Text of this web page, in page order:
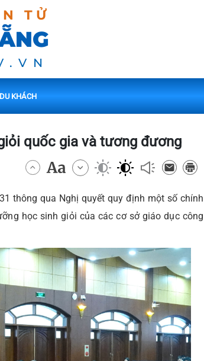
TỬ
DU KHÁCH
quốc gia và tương đương
thông qua Nghị quyết quy định một số chính
học sinh giỏi của các cơ sở giáo dục công